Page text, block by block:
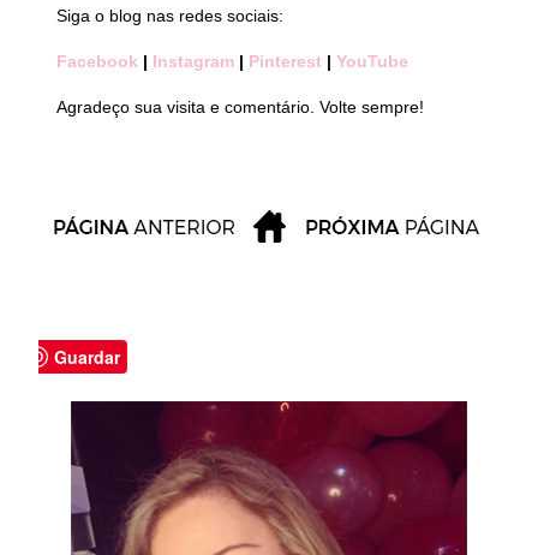
Siga o blog nas redes sociais:
Facebook | Instagram | Pinterest | YouTube
Agradeço sua visita e comentário. Volte sempre!
Guardar